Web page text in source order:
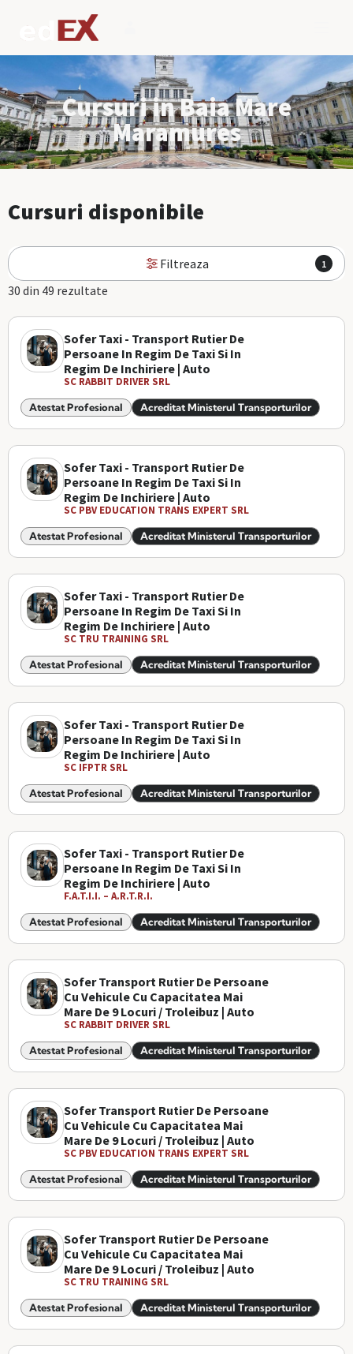
Cursuri in Baia Mare
Maramures
Cursuri disponibile
Filtreaza 1
30 din 49 rezultate
Sofer Taxi - Transport Rutier De
Persoane In Regim De Taxi Si In
Regim De Inchiriere | Auto
SC RABBIT DRIVER SRL
Atestat Profesional Acreditat Ministerul Transporturilor
Sofer Taxi - Transport Rutier De
Persoane In Regim De Taxi Si In
Regim De Inchiriere | Auto
SC PBV EDUCATION TRANS EXPERT SRL
Atestat Profesional Acreditat Ministerul Transporturilor
Sofer Taxi - Transport Rutier De
Persoane In Regim De Taxi Si In
Regim De Inchiriere | Auto
SC TRU TRAINING SRL
Atestat Profesional Acreditat Ministerul Transporturilor
Sofer Taxi - Transport Rutier De
Persoane In Regim De Taxi Si In
Regim De Inchiriere | Auto
SC IFPTR SRL
Atestat Profesional Acreditat Ministerul Transporturilor
Sofer Taxi - Transport Rutier De
Persoane In Regim De Taxi Si In
Regim De Inchiriere | Auto
F.A.T.I.I. – A.R.T.R.I.
Atestat Profesional Acreditat Ministerul Transporturilor
Sofer Transport Rutier De Persoane
Cu Vehicule Cu Capacitatea Mai
Mare De 9 Locuri / Troleibuz | Auto
SC RABBIT DRIVER SRL
Atestat Profesional Acreditat Ministerul Transporturilor
Sofer Transport Rutier De Persoane
Cu Vehicule Cu Capacitatea Mai
Mare De 9 Locuri / Troleibuz | Auto
SC PBV EDUCATION TRANS EXPERT SRL
Atestat Profesional Acreditat Ministerul Transporturilor
Sofer Transport Rutier De Persoane
Cu Vehicule Cu Capacitatea Mai
Mare De 9 Locuri / Troleibuz | Auto
SC TRU TRAINING SRL
Atestat Profesional Acreditat Ministerul Transporturilor